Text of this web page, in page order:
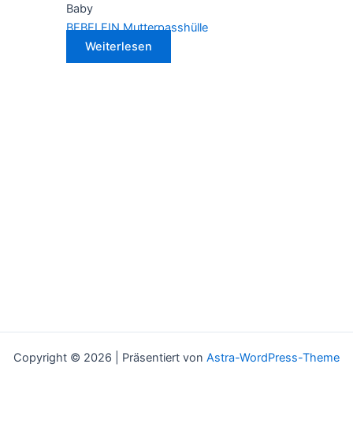
Baby
BEBELEIN Mutterpasshülle
Weiterlesen
Copyright © 2026 | Präsentiert von Astra-WordPress-Theme